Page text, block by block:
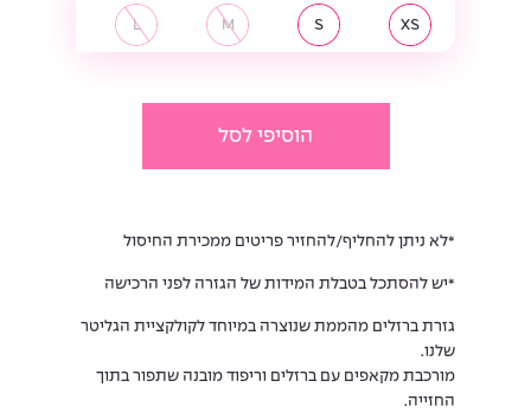
XS
S
M
L
*לא ניתן להחליף/להחזיר פריטים ממכירת החיסול
*יש להסתכל בטבלת המידות של הגזרה לפני הרכישה
גזרת ברזלים מהממת שנוצרה במיוחד לקולקציית הגליטר
שלנו.
מורכבת מקאפים עם ברזלים וריפוד מובנה שתפור בתוך
החזייה.
הוסיפי לסל